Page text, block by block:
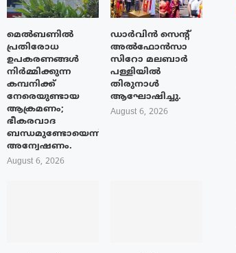
മെൽബണിൽ
പ്രതിരോധ
ഉപകരണങ്ങൾ
നിർമ്മിക്കുന്ന
കമ്പനിക്ക്
നേരെയുണ്ടായ
ആക്രമണം;
ഭീകരവാദ
ബന്ധമുണ്ടോയെന്ന്
അന്വേഷണം.
August 6, 2026
ഡാർവിൻ സെന്റ്
അൽഫോൻസാ
സിറോ മലബാർ
പള്ളിയിൽ
തിരുനാൾ
ആഘോഷിച്ചു.
August 6, 2026